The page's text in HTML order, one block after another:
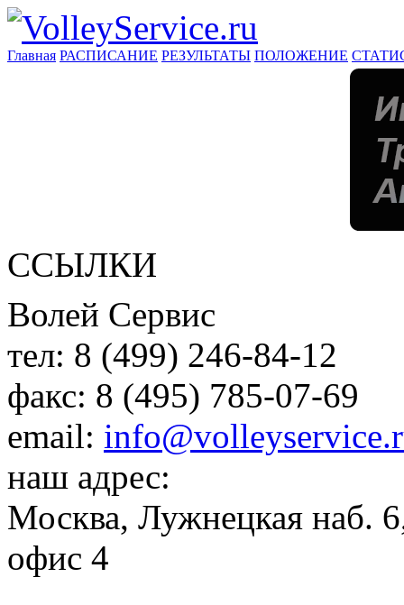
Главная РАСПИСАНИЕ РЕЗУЛЬТАТЫ ПОЛОЖЕНИЕ
ССЫЛКИ
Волей Сервис
тел: 8 (499) 246-84-12
факс: 8 (495) 785-07-69
email:
наш адрес:
Москва, Лужнецкая наб.
офис 4